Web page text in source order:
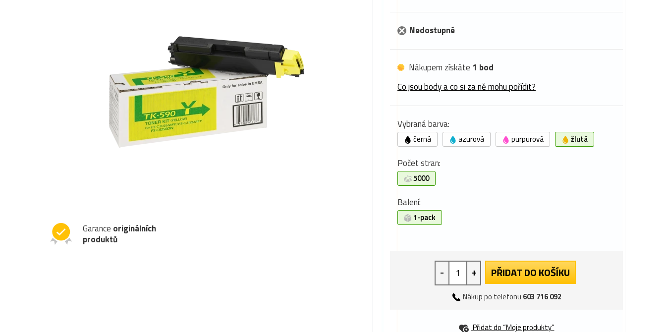
Garance originálních
produktů
Nedostupné
Nákupem získáte 1 bod
Co jsou body a co si za ně mohu pořídit?
Vybraná barva:
černá azurová purpurová žlutá
Počet stran:
5000
Balení:
1-pack
- + PŘIDAT DO KOŠÍKU
Nákup po telefonu 603 716 092
Přidat do “Moje produkty”